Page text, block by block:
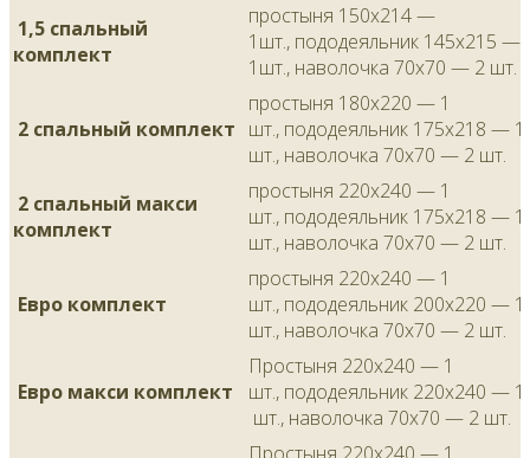
1,5 спальный
комплект
простыня 150х214 —
1шт., пододеяльник 145х215 —
1шт., наволочка 70х70 — 2 шт.
2 спальный комплект
простыня 180х220 — 1
шт., пододеяльник 175х218 — 1
шт., наволочка 70х70 — 2 шт.
2 спальный макси
комплект
простыня 220х240 — 1
шт., пододеяльник 175х218 — 1
шт., наволочка 70х70 — 2 шт.
Евро комплект
простыня 220х240 — 1
шт., пододеяльник 200х220 — 1
шт., наволочка 70х70 — 2 шт.
Евро макси комплект
Простыня 220х240 — 1
шт., пододеяльник 220х240 — 1
шт., наволочка 70х70 — 2 шт.